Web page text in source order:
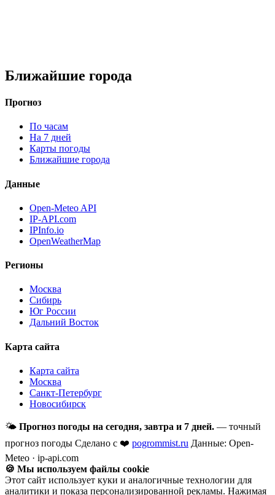
Ближайшие города
Прогноз
По часам
На 7 дней
Карты погоды
Ближайшие города
Данные
Open-Meteo API
IP-API.com
IPInfo.io
OpenWeatherMap
Регионы
Москва
Сибирь
Юг России
Дальний Восток
Карта сайта
Карта сайта
Москва
Санкт-Петербург
Новосибирск
🌤 Прогноз погоды на сегодня, завтра и 7 дней. — точный
прогноз погоды Сделано с ❤️ pogrommist.ru Данные: Open-
Meteo · ip-api.com
🍪 Мы используем файлы cookie
Этот сайт использует куки и аналогичные технологии для
аналитики и показа персонализированной рекламы. Нажимая